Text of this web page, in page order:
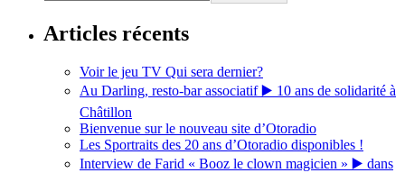
Articles récents
Voir le jeu TV Qui sera dernier?
Au Darling, resto-bar associatif ▶️ 10 ans de solidarité à
Châtillon
Bienvenue sur le nouveau site d’Otoradio
Les Sportraits des 20 ans d’Otoradio disponibles !
Interview de Farid « Booz le clown magicien » ▶️ dans